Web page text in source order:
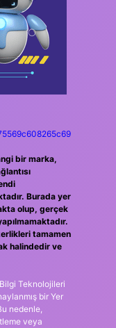
bir marka,
Burada yer
olup, gerçek
tamamen
halindedir ve
Teknolojileri
bir Yer
nedenle,
veya